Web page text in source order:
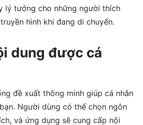
lý tưởng cho những người thích
hình khi đang di chuyển.
dung được cá
đề xuất thông minh giúp cá nhân
Người dùng có thể chọn ngôn
và ứng dụng sẽ cung cấp nội